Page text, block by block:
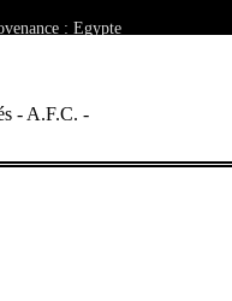
: Egypte
- A.F.C. -